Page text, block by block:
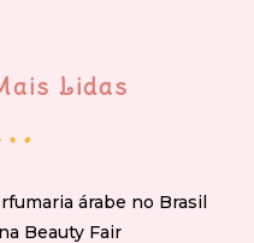
Lidas
árabe no Brasil
Beauty Fair